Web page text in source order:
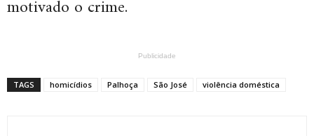
motivado o crime.
Publicidade
TAGS homicídios Palhoça São José violência doméstica